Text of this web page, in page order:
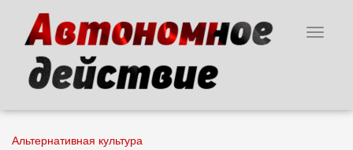
основному
содержанию
Toggle
Альтернативная культура